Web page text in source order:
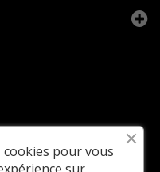
pour vous